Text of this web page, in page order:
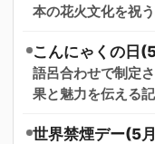
本の花火文化を祝
こんにゃくの日
語呂合わせで制定
果と魅力を伝える
世界禁煙デー(5